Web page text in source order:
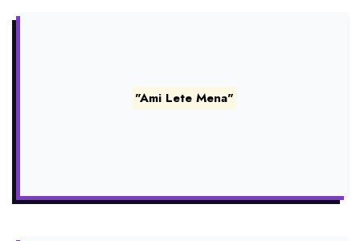
"Ami Lete Mena"